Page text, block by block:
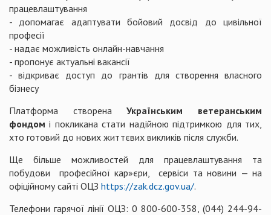
працевлаштування
- допомагає адаптувати бойовий досвід до цивільної
професії
- надає можливість онлайн-навчання
- пропонує актуальні вакансії
- відкриває доступ до грантів для створення власного
бізнесу
Платформа створенаУкраїнським ветеранським
фондом і покликана стати надійною підтримкою для тих,
хто готовий до нових життєвих викликів після служби.
Ще більше можливостей для працевлаштування та
побудови професійної кар»єри, сервіси та новини — на
офіційному сайті ОЦЗ https://zak.dcz.gov.ua/.
Телефони гарячої лінії ОЦЗ: 0 800-600-358, (044) 244-94-